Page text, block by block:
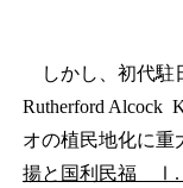
しかし、初代駐
Rutherford Alcock
オの植民地化に重
揚と国利民福 Ⅰ.